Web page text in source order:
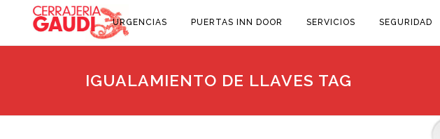
URGENCIAS PUERTAS INN DOOR SERVICIOS SEGURIDAD
IGUALAMIENTO DE LLAVES TAG